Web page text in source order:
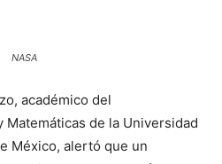
NASA
académico del
Matemáticas de la Universidad
México, alertó que un